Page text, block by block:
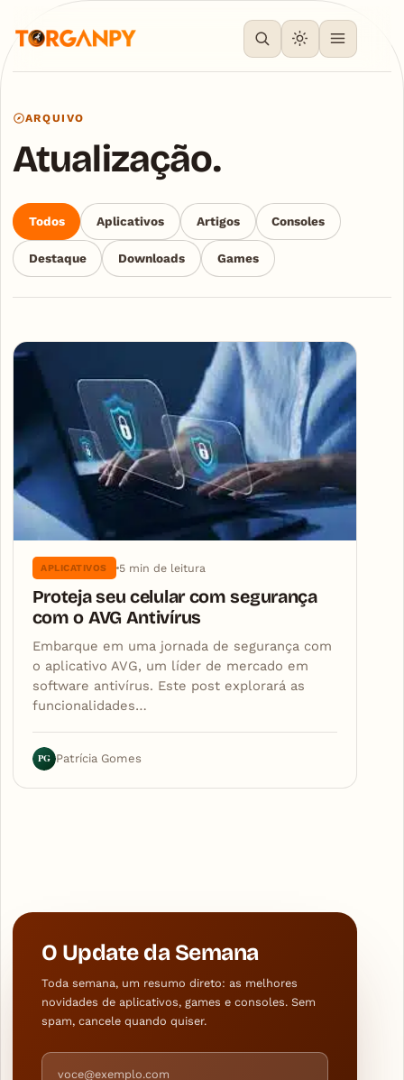
ARQUIVO
Atualização.
Todos Aplicativos Artigos Consoles
Destaque Downloads Games
Articles
APLICATIVOS 5 min de leitura
Proteja seu celular com segurança
com o AVG Antivírus
Embarque em uma jornada de segurança com
o aplicativo AVG, um líder de mercado em
software antivírus. Este post explorará as
funcionalidades…
PG Patrícia Gomes
O Update da Semana
Toda semana, um resumo direto: as melhores
novidades de aplicativos, games e consoles. Sem
spam, cancele quando quiser.
Endereço de e-mail